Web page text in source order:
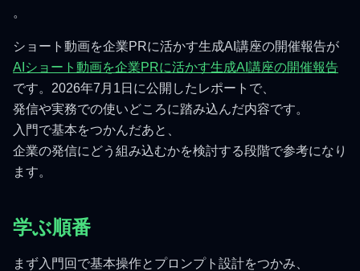
。
ショート動画を企業PRに活かす生成AI講座の開催報告が
AIショート動画を企業PRに活かす生成AI講座の開催報告
です。2026年7月1日に公開したレポートで、
発信や実務での使いどころに踏み込んだ内容です。
入門で基本をつかんだあと、
企業の発信にどう組み込むかを検討する段階で参考になり
ます。
学ぶ順番
まず入門回で基本操作とプロンプト設計をつかみ、